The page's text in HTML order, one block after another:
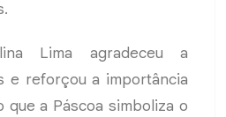
Lima agradeceu a
e reforçou a importância
que a Páscoa simboliza o